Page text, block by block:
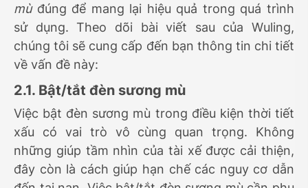
mùđúng để mang lại hiệu quả trong quá trình
sử dụng. Theo dõi bài viết sau của Wuling,
chúng tôi sẽ cung cấp đến bạn thông tin chi tiết
về vấn đề này:
2.1. Bật/tắt đèn sương mù
Việc bật đèn sương mù trong điều kiện thời tiết
xấu có vai trò vô cùng quan trọng. Không
những giúp tầm nhìn của tài xế được cải thiện,
đây còn là cách giúp hạn chế các nguy cơ dẫn